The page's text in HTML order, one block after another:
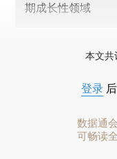
期成长性领域
本文共
登录
数据通
可畅读